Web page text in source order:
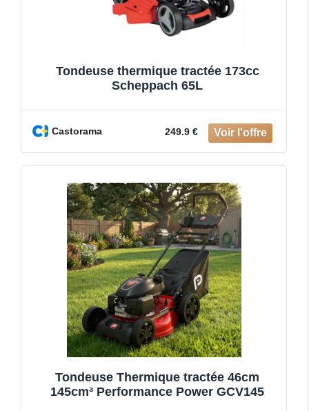
Tondeuse thermique tractée 173cc
Scheppach 65L
Castorama 249.9 €
Tondeuse Thermique tractée 46cm
145cm³ Performance Power GCV145